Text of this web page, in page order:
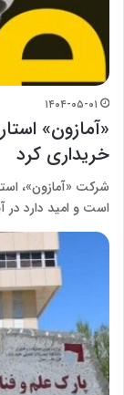
۱۴۰۴-۰۵-۰۱
خریداری کرد
است و امید دارد در